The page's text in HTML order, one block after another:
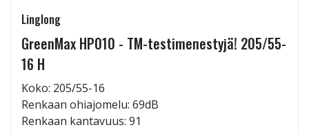
Linglong
GreenMax HP010 - TM-testimenestyjä! 205/55-
16 H
Koko: 205/55-16
Renkaan ohiajomelu: 69dB
Renkaan kantavuus: 91